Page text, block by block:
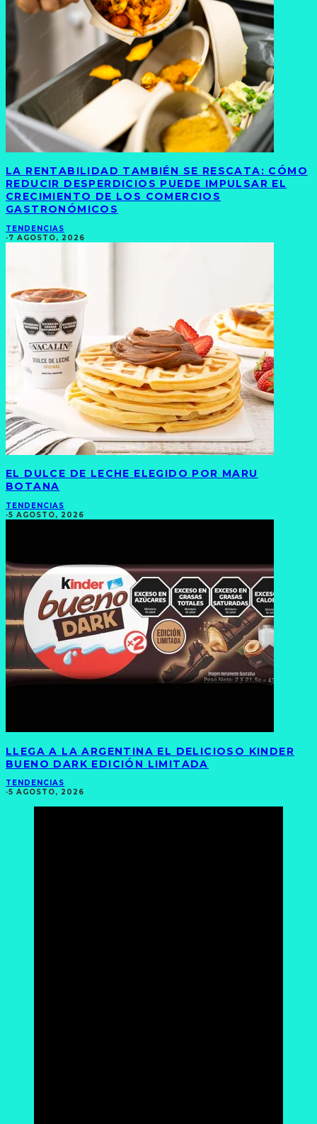
LA RENTABILIDAD TAMBIÉN SE RESCATA: CÓMO
REDUCIR DESPERDICIOS PUEDE IMPULSAR EL
CRECIMIENTO DE LOS COMERCIOS
GASTRONÓMICOS
TENDENCIAS
·7 AGOSTO, 2026
EL DULCE DE LECHE ELEGIDO POR MARU
BOTANA
TENDENCIAS
·5 AGOSTO, 2026
LLEGA A LA ARGENTINA EL DELICIOSO KINDER
BUENO DARK EDICIÓN LIMITADA
TENDENCIAS
·5 AGOSTO, 2026